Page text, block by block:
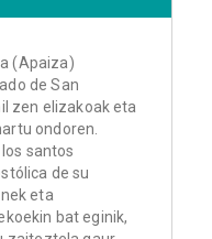
(Apaiza)
de San
zen elizakoak eta
ondoren.
santos
de su
eta
bat eginik,